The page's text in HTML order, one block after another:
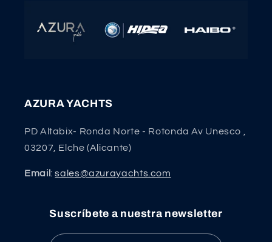
AZURA YACHTS
PD Altabix- Ronda Norte - Rotonda Av Unesco ,
03207, Elche (Alicante)
Email:sales@azurayachts.com
Suscríbete a nuestra newsletter